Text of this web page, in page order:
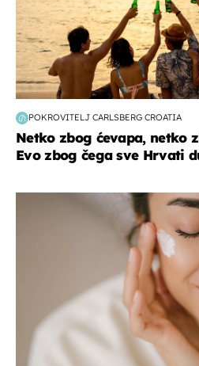
POKROVITELJ CARLSBERG CROATIA
Netko zbog ćevapa, netko
Evo zbog čega sve Hrvati
moda & ljepota